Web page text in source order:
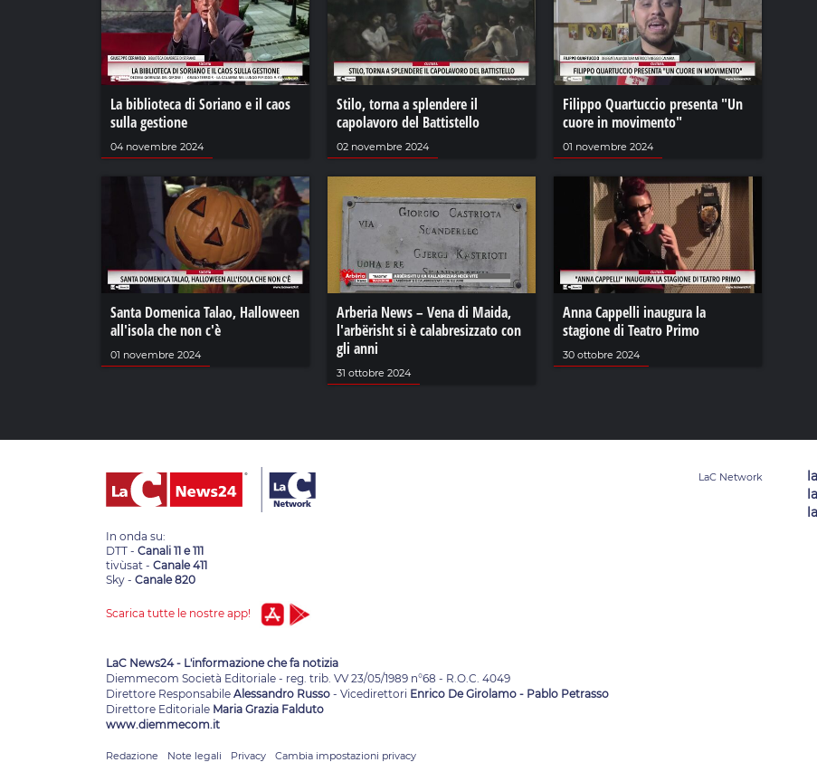
La biblioteca di Soriano e il caos
sulla gestione
04 novembre 2024
Stilo, torna a splendere il
capolavoro del Battistello
02 novembre 2024
Filippo Quartuccio presenta "Un
cuore in movimento"
01 novembre 2024
Santa Domenica Talao, Halloween
all'isola che non c'è
01 novembre 2024
Arberia News – Vena di Maida,
l'arbërisht si è calabresizzato con
gli anni
31 ottobre 2024
Anna Cappelli inaugura la
stagione di Teatro Primo
30 ottobre 2024
In onda su:
DTT - Canali 11 e 111
tivùsat - Canale 411
Sky - Canale 820
Scarica tutte le nostre app!
LaC News24 - L'informazione che fa notizia
Diemmecom Società Editoriale - reg. trib. VV 23/05/1989 n°68 - R.O.C. 4049
Direttore Responsabile Alessandro Russo - Vicedirettori Enrico De Girolamo - Pablo Petrasso
Direttore Editoriale Maria Grazia Falduto
www.diemmecom.it
Redazione Note legali Privacy Cambia impostazioni privacy